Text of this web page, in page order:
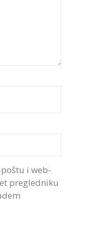
i web-
pregledniku